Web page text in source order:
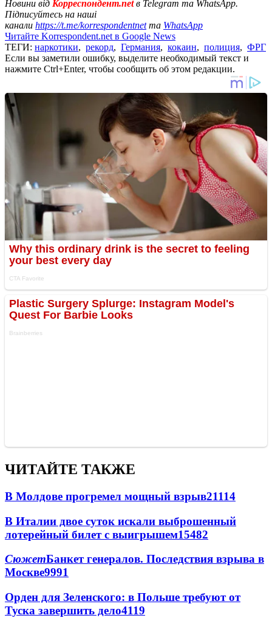
Новини від Корреспондент.netв Telegram та WhatsApp.
Підписуйтесь на наші
канали https://t.me/korrespondentnetта WhatsApp
Читайте Korrespondent.net в Google News
ТЕГИ: наркотики, рекорд, Германия, кокаин, полиция, ФРГ
Если вы заметили ошибку, выделите необходимый текст и
нажмите Ctrl+Enter, чтобы сообщить об этом редакции.
ЧИТАЙТЕ ТАКЖЕ
В Молдове прогремел мощный взрыв21114
В Италии двое суток искали выброшенный
лотерейный билет с выигрышем15482
СюжетБанкет генералов. Последствия взрыва в
Москве9991
Орден для Зеленского: в Польше требуют от
Туска завершить дело4119